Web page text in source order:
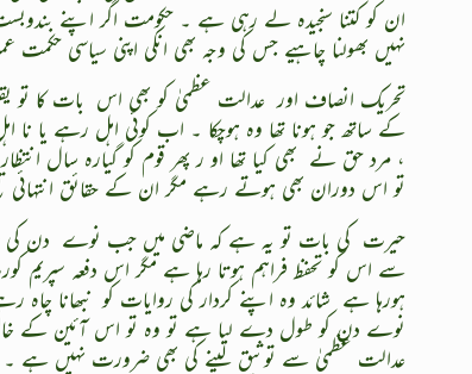
ان کو کتنا سنجیدہ لے رہی ہے ۔ حکومت اگر اپنے
نہیں بھولنا چاہیے جس کی وجہ بھی انکی اپنی سیاسی حکمت
تحریک انصاف اور عدالت عظمیٰ کو بھی اس بات کا تو
کے ساتھ جو ہونا تھا وہ ہوچکا ۔ اب کوئی اہل رہے یا
، مرد حق نے بھی کیا تھا او ر پھر قوم کو گیارہ سال
تو اس دوران بھی ہوتے رہے مگر ان کے حقائق انتہائی
حیرت کی بات تو یہ ہے کہ ماضی میں جب نوے دن کی
سے اس کو تحفظ فراہم ہوتا رہا ہے مگر اس دفعہ
ہورہا ہے شائد وہ اپنے کردار کی روایات کو نبھانا چاہ
نوے دن کو طول دے لیا ہے تو وہ تو اس آئین کے خالق
عدالت عظمیٰ سے توثیق لینے کی بھی ضرورت نہیں ہے ۔